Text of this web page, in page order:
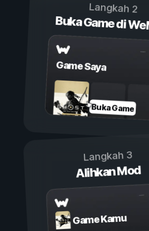
Langkah 2
Buka Game di
Game Saya
Buka Game
Langkah 3
Alihkan Mod
Game Kamu